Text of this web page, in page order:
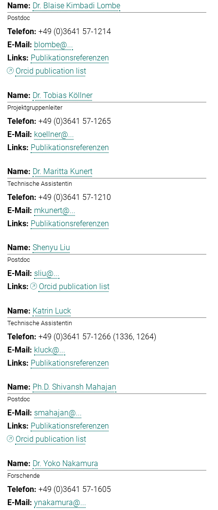
Dr. Blaise Kimbadi Lombe
Postdoc
+49 (0)3641 57-1214
blombe@...
Publikationsreferenzen
Orcid publication list
Dr. Tobias Köllner
Projektgruppenleiter
+49 (0)3641 57-1265
koellner@...
Publikationsreferenzen
Dr. Maritta Kunert
Technische Assistentin
+49 (0)3641 57-1210
mkunert@...
Publikationsreferenzen
Shenyu Liu
Postdoc
sliu@...
Orcid publication list
Katrin Luck
Technische Assistentin
+49 (0)3641 57-1266 (1336, 1264)
kluck@...
Publikationsreferenzen
Ph.D. Shivansh Mahajan
Postdoc
smahajan@...
Publikationsreferenzen
Orcid publication list
Dr. Yoko Nakamura
Forschende
+49 (0)3641 57-1605
ynakamura@...